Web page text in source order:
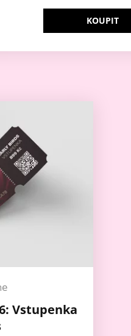
KOUPIT
Vstupenka